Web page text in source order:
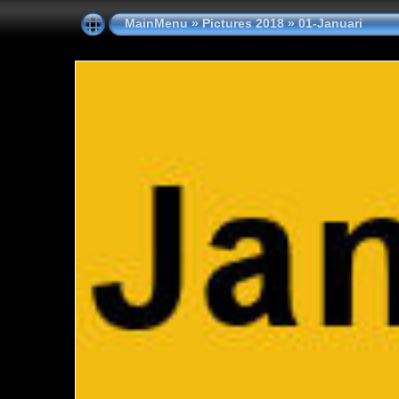
MainMenu»Pictures 2018»01-Januari